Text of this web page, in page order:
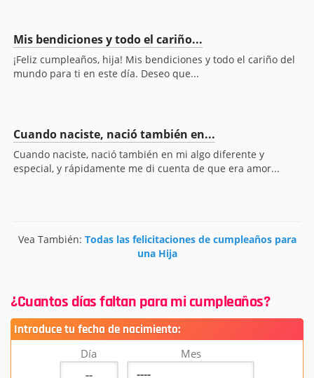
Mis bendiciones y todo el cariño...
¡Feliz cumpleaños, hija! Mis bendiciones y todo el cariño del
mundo para ti en este día. Deseo que...
Cuando naciste, nació también en...
Cuando naciste, nació también en mi algo diferente y
especial, y rápidamente me di cuenta de que era amor...
Vea También: Todas las felicitaciones de cumpleaños para
una Hija
¿Cuantos días faltan para mi cumpleaños?
Introduce tu fecha de nacimiento:
Día Mes